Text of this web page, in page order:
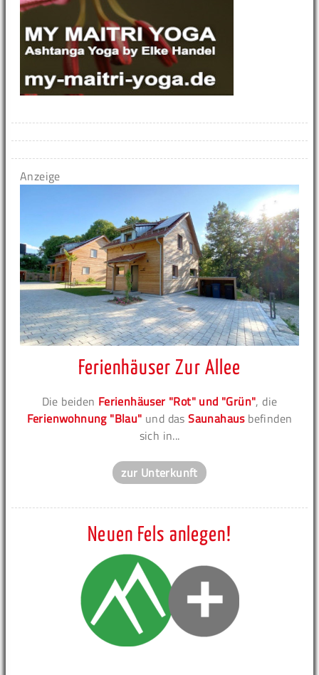
Anzeige
Ferienhäuser Zur Allee
Die beiden Ferienhäuser "Rot" und "Grün", die
Ferienwohnung "Blau" und dasSaunahausbefinden
sich in...
zur Unterkunft
Neuen Fels anlegen!